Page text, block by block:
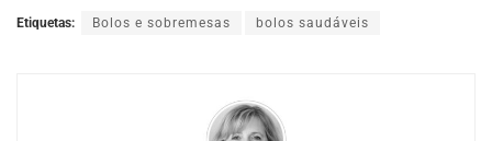
Etiquetas: Bolos e sobremesas bolos saudáveis